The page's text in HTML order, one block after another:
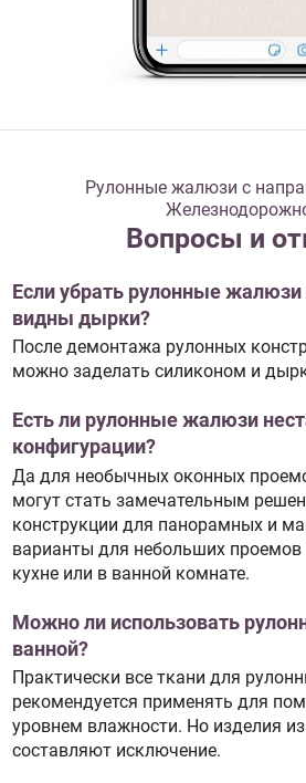
Рулонные жалюзи с
Вопросы и
Если убрать рулонные жалюзи
видны дырки?
После демонтажа рулонных
можно заделать силиконом и
Есть ли рулонные жалюзи
конфигурации?
Да для необычных оконных
могут стать замечательным
конструкции для панорамных и
варианты для небольших
кухне или в ванной комнате.
Можно ли использовать
ванной?
Практически все ткани для
рекомендуется применять для
уровнем влажности. Но изделия
составляют исключение.